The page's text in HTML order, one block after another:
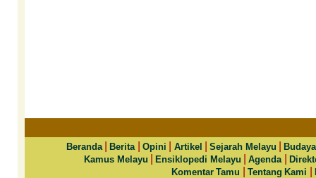
Beranda|Berita Opini Artikel |Sejarah Melayu |
Kamus Melayu
|Ensiklopedi Melayu |Agenda |
Komentar Tamu
|Tentang Kami |